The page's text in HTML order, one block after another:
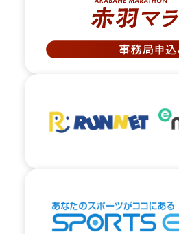
03. 商店街を進み、矢印の方向へ